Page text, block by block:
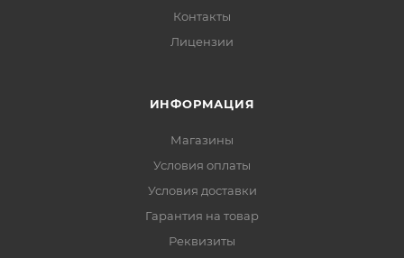
Контакты
Лицензии
ИНФОРМАЦИЯ
Магазины
Условия оплаты
Условия доставки
Гарантия на товар
Реквизиты